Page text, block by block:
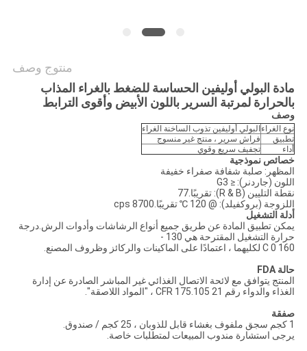
منتوج وصف
مادة البولي أوليفين الحساسة للضغط بالغراء المذاب
بالحرارة لمرتبة السرير باللون الأبيض وأقوى الترابط
وصف
نوع الغراء البولي أوليفين تذوب الساخنة الغراء
تطبيق
فراش سرير ، منتج غير منسوج
أداء
تجفيف سريع وقوي
خصائص نموذجية
المظهر: صلبة شفافة صفراء خفيفة
اللون (جاردنر): ≤ G3
نقطة التليين (R & B): تقريبًا.77
اللزوجة (بروكفيلد): @ 120 ℃ تقريبًا.8700 cps
أدلة التشغيل
يمكن تطبيق المادة عن طريق جميع أنواع الرشاشات وأدوات الرش.درجة
حرارة التشغيل المقترحة هي 130 -
160 0 C لكليهما ، اعتمادًا على الماكينات والركائز وظروف المصنع.
حالة FDA
المنتج يتوافق مع لائحة الاتصال الغذائي غير المباشر الصادرة عن إدارة
الغذاء والدواء رقم 21 CFR 175.105 ، "المواد اللاصقة".
صفقة
1 كجم سجق ملفوف بغشاء قابل للذوبان ، 25 كجم / صندوق.
يرجى استشارة مندوب المبيعات لمتطلبات خاصة.